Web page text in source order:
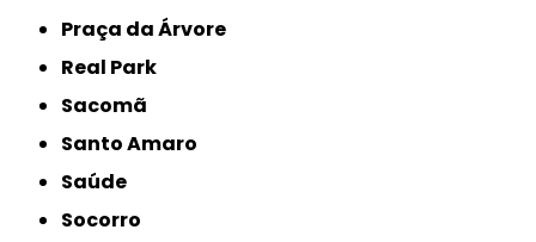
Praça da Árvore
Real Park
Sacomã
Santo Amaro
Saúde
Socorro